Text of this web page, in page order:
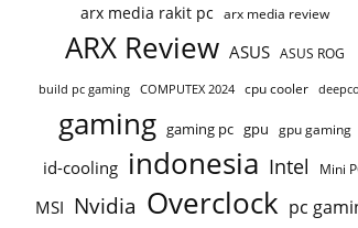
arx media rakit pc arx media review
ARX Review ASUS ASUS ROG
build pc gaming COMPUTEX 2024 cpu cooler
gaming gaming pc gpu gpu gaming
id-cooling indonesia Intel Mini
MSI Nvidia Overclock pc